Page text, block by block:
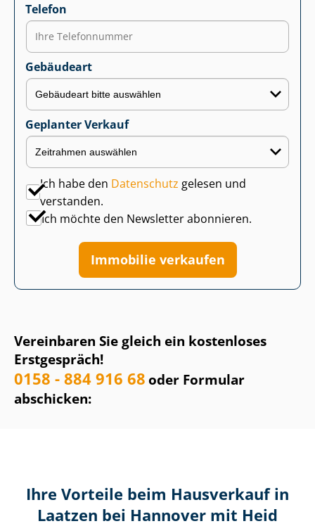
Vereinbaren Sie gleich ein kostenloses
Erstgespräch!
0158 - 884 916 68oder Formular
abschicken:
Telefon
Gebäudeart
Geplanter Verkauf
Ich habe den Datenschutz gelesen und
verstanden.
Ich möchte den Newsletter abonnieren.
Immobilie verkaufen
Ihre Vorteile beim Hausverkauf in
Laatzen bei Hannover mit Heid